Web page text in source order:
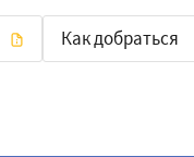
Как добраться